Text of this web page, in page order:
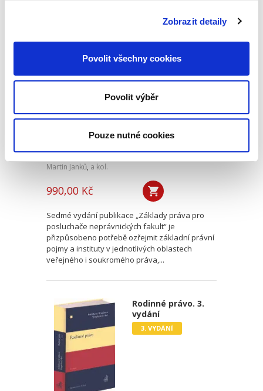
Zobrazit detaily
Povolit všechny cookies
Povolit výběr
Pouze nutné cookies
Nejvyššího soudu a Ústavního soudu,...
Základy práva pro
neprávnických
fakult. 7. vydání
Martin Janků, a kol.
990,00 Kč
Sedmé vydání publikace „Základy práva pro
posluchače neprávnických fakult“ je
přizpůsobeno potřebě ozřejmit základní právní
pojmy a instituty v jednotlivých oblastech
veřejného i soukromého práva,...
Rodinné právo. 3.
vydání
3. VYDÁNÍ